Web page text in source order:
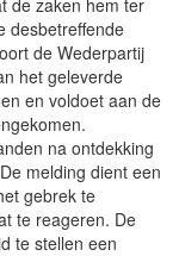
de zaken hem ter
desbetreffende
de Wederpartij
het geleverde
en voldoet aan de
na ontdekking
melding dient een
gebrek te
te reageren. De
te stellen een